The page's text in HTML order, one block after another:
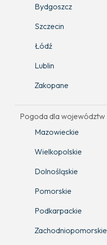
Bydgoszcz
Szczecin
Łódź
Lublin
Zakopane
Pogoda dla województw
Mazowieckie
Wielkopolskie
Dolnośląskie
Pomorskie
Podkarpackie
Zachodniopomorskie